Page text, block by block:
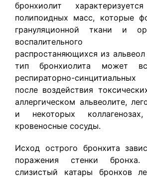
бронхиолит
полипоидных масс, которые
грануляционной ткани и
воспалительного
распростаняющихся из
тип бронхиолита может
респираторно-
после воздействия
аллергическом альвеолите,
и некоторых
кровеносные сосуды.
Исход острого бронхита
поражения стенки
слизистый катары бронхов